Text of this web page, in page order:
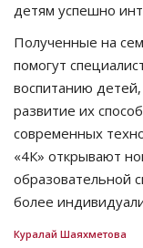
детям успешно
Полученные на
помогут
воспитанию
развитие их
современных
«4К» открывают
образовательной
более
Куралай Шаяхметова